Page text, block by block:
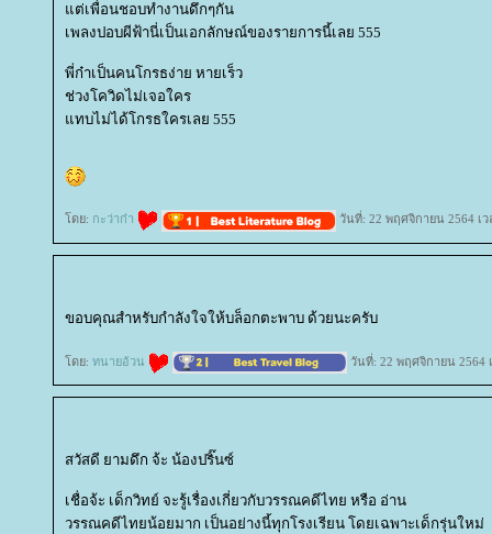
ต่เพื่อนชอบทำงานดึกๆกัน
เพลงปอบผีฟ้านี่เป็นเอกลักษณ์ของรายการนี้เลย 555
พี่ก๋าเป็นคนโกรธง่าย หายเร็ว
ช่วงโควิดไม่เจอใคร
ทบไม่ได้โกรธใครเลย 555
ดย: กะว่าก๋า วันที่: 22 พฤศจิกายน 2564 เว
ขอบคุณสำหรับกำลังใจให้บล็อกตะพาบ ด้วยนะครับ
ดย: ทนายอ้วน วันที่: 22 พฤศจิกายน 2564
สวัสดี ยามดึก จ้ะ น้องปริ๊นซ์
เชื่อจ้ะ เด็กวิทย์ จะรู้เรื่องเกี่ยวกับวรรณคดีไทย หรือ อ่าน
วรรณคดีไทยน้อยมาก เป็นอย่างนี้ทุกโรงเรียน โดยเฉพาะเด็กรุ่นใหม่